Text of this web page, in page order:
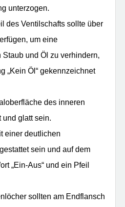
unterzogen.
des Ventilschafts sollte über
um eine
und Öl zu verhindern,
„Kein Öl“ gekennzeichnet
des inneren
und glatt sein.
einer deutlichen
sein und auf dem
„Ein-Aus“ und ein Pfeil
sollten am Endflansch